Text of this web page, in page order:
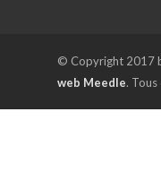
© Copyright 2017
web Meedle.